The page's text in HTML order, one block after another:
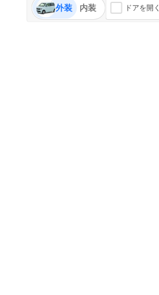
外装 内装 ドアを開く